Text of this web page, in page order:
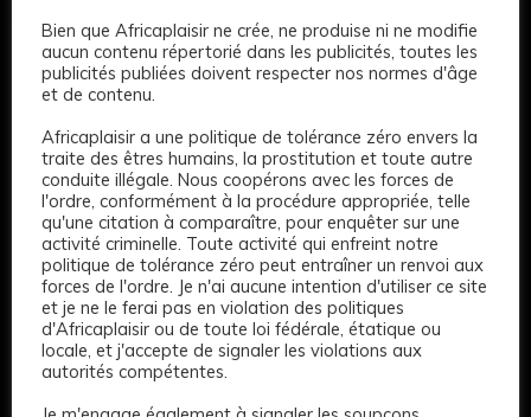
Bien que Africaplaisir ne crée, ne produise ni ne modifie
aucun contenu répertorié dans les publicités, toutes les
publicités publiées doivent respecter nos normes d'âge
et de contenu.
Africaplaisir a une politique de tolérance zéro envers la
traite des êtres humains, la prostitution et toute autre
conduite illégale. Nous coopérons avec les forces de
l'ordre, conformément à la procédure appropriée, telle
qu'une citation à comparaître, pour enquêter sur une
activité criminelle. Toute activité qui enfreint notre
politique de tolérance zéro peut entraîner un renvoi aux
forces de l'ordre. Je n'ai aucune intention d'utiliser ce site
et je ne le ferai pas en violation des politiques
d'Africaplaisir ou de toute loi fédérale, étatique ou
locale, et j'accepte de signaler les violations aux
autorités compétentes.